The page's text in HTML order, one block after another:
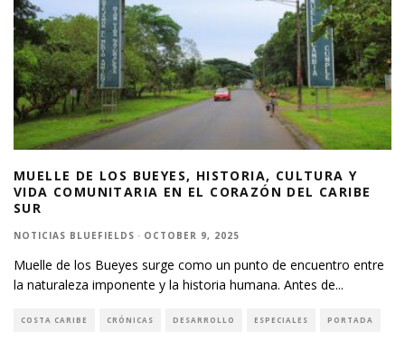
MUELLE DE LOS BUEYES, HISTORIA, CULTURA Y
VIDA COMUNITARIA EN EL CORAZÓN DEL CARIBE
SUR
NOTICIAS BLUEFIELDS · OCTOBER 9, 2025
Muelle de los Bueyes surge como un punto de encuentro entre
la naturaleza imponente y la historia humana. Antes de...
COSTA CARIBE CRÓNICAS DESARROLLO ESPECIALES PORTADA